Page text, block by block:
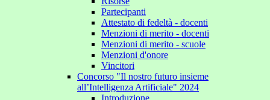
Partecipanti
Attestato di fedeltà - docenti
Menzioni di merito - docenti
Menzioni di merito - scuole
Menzioni d'onore
Vincitori
Concorso "Il nostro futuro insieme
all’Intelligenza Artificiale" 2024
Introduzione